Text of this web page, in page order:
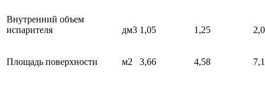
Внутренний объем
испарителя
дм3 1,05 1,25
Площадь поверхности м2 3,66 4,58